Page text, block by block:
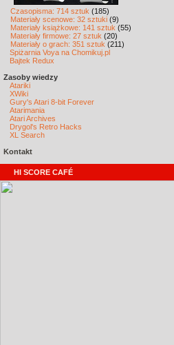
Czasopisma: 714 sztuk (185)
Materiały scenowe: 32 sztuki (9)
Materiały książkowe: 141 sztuk (55)
Materiały firmowe: 27 sztuk (20)
Materiały o grach: 351 sztuk (211)
Spiżarnia Voya na Chomikuj.pl
Bajtek Redux
Zasoby wiedzy
Atariki
XWiki
Gury's Atari 8-bit Forever
Atarimania
Atari Archives
Drygol's Retro Hacks
XL Search
Kontakt
HI SCORE CAFÉ